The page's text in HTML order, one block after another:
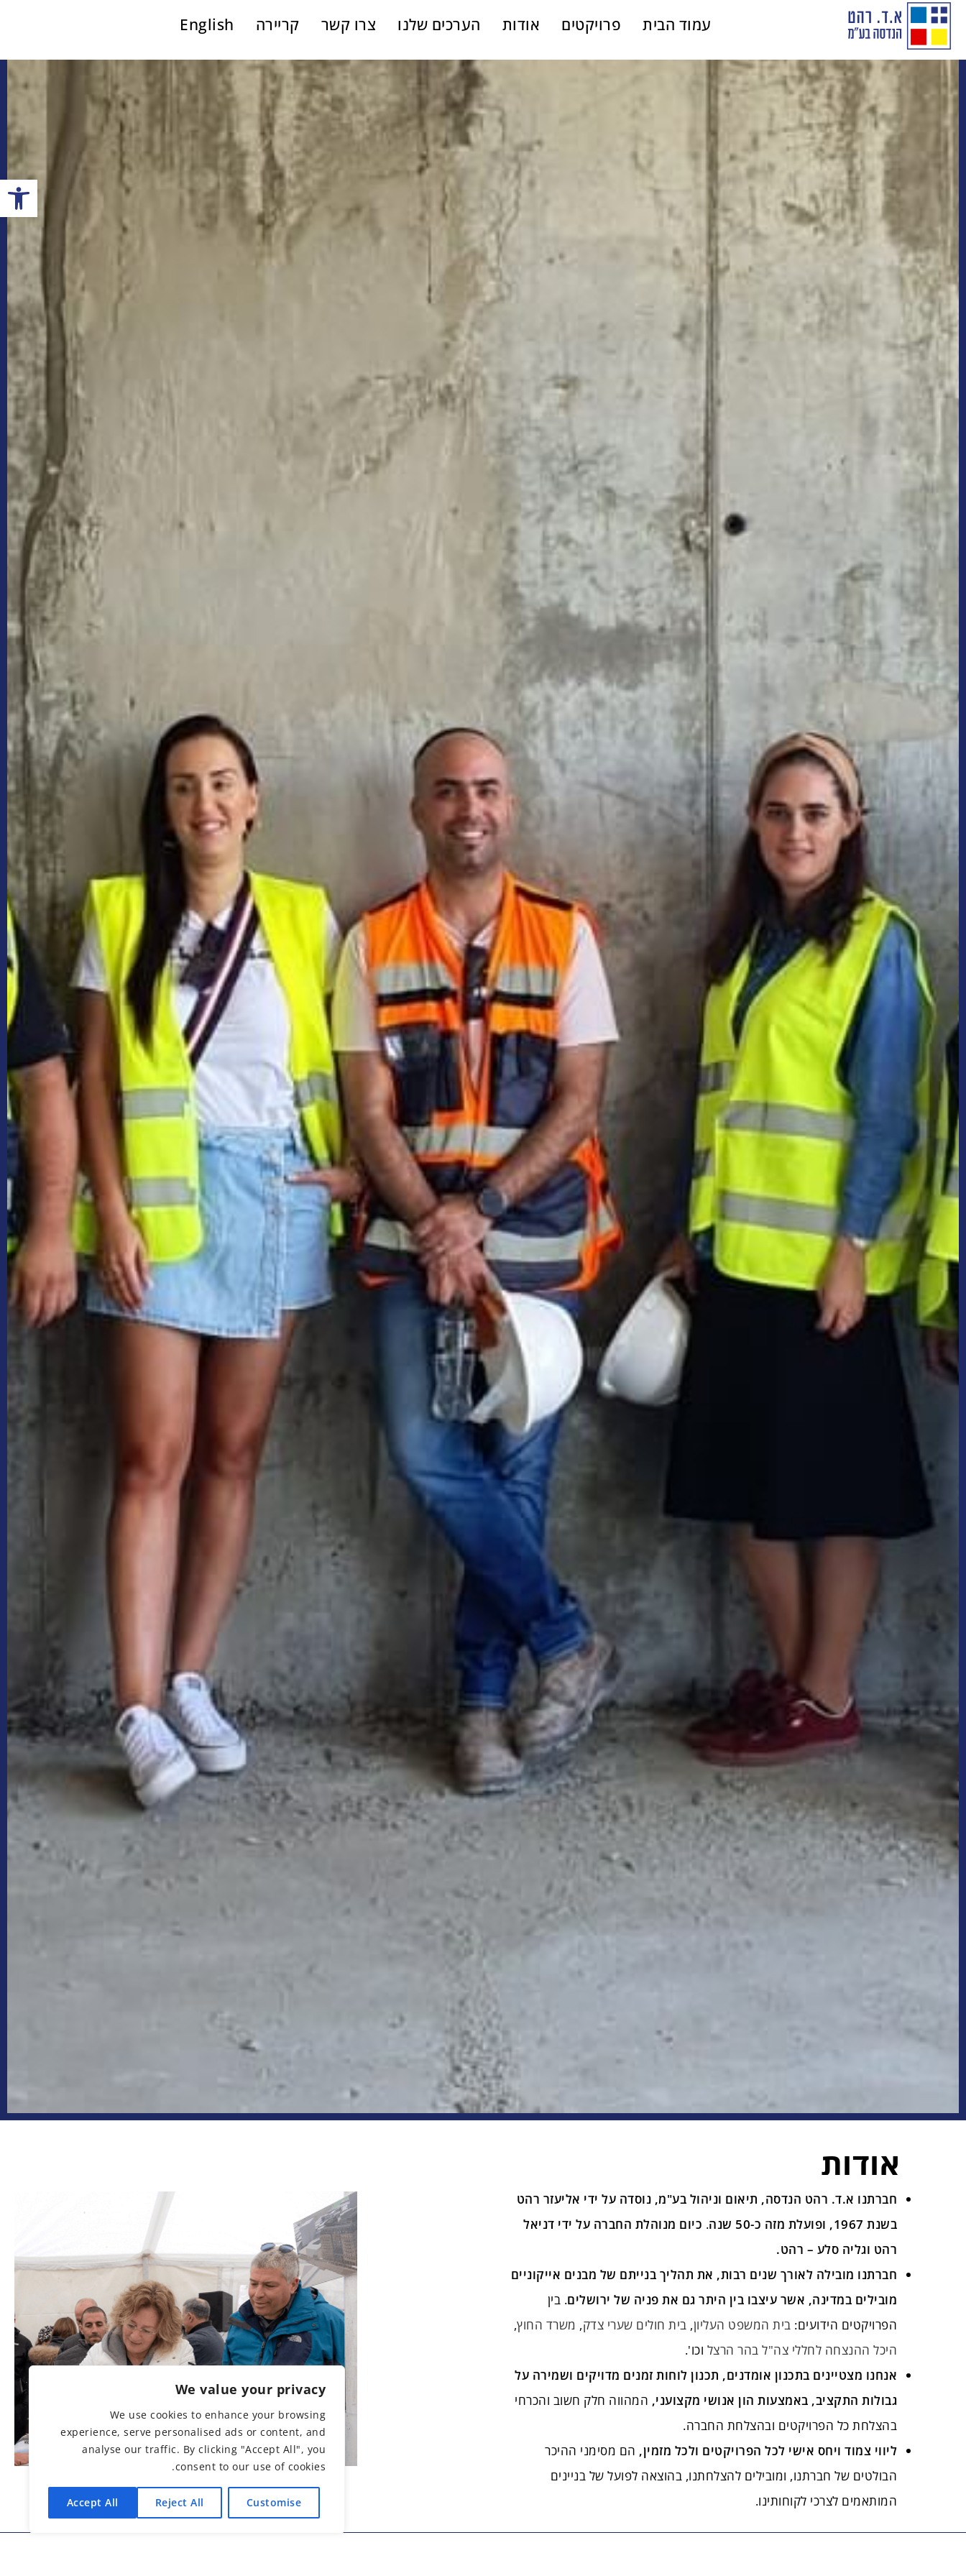
We value your privacy
We use cookies to enhance your browsing
experience, serve personalised ads or content, and
analyse our traffic. By clicking "Accept All", you
consent to our use of cookies.
Customise
Reject All
Accept All
עמוד הבית פרויקטים אודות הערכים שלנו צרו קשר קריירה English
אודות
חברתנו א.ד. רהט הנדסה, תיאום וניהול בע"מ, נוסדה על ידי אליעזר רהט
בשנת 1967, ופועלת מזה כ-50 שנה
. כיום מנוהלת החברה על ידי דניאל
רהט וגליה סלע – רהט.
חברתנו מובילה לאורך שנים רבות, את תהליך בנייתם של מבנים אייקוניים
מובילים במדינה, אשר עיצבו בין היתר גם את פניה של ירושלים. בין
הפרויקטים הידועים: בית המשפט העליון, בית חולים שערי צדק, משרד החוץ,
היכל ההנצחה לחללי צה"ל בהר הרצל וכו'.
אנחנו מצטיינים בתכנון אומדנים, תכנון לוחות זמנים מדויקים ושמירה על
גבולות התקציב, באמצעות הון אנושי מקצועני, המהווה חלק חשוב והכרחי
בהצלחת כל הפרויקטים ובהצלחת החברה.
ליווי צמוד ויחס אישי לכל הפרויקטים ולכל מזמין, הם מסימני ההיכר
הבולטים של חברתנו, ומובילים להצלחתנו, בהוצאה לפועל של בניינים
המותאמים לצרכי לקוחותינו.